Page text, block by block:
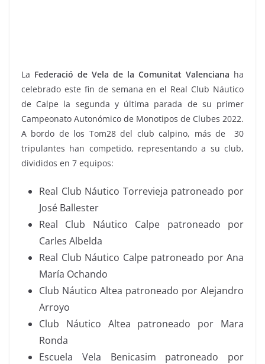
La Federació de Vela de la Comunitat Valenciana ha
celebrado este fin de semana en el Real Club Náutico
de Calpe la segunda y última parada de su primer
Campeonato Autonómico de Monotipos de Clubes 2022.
A bordo de los Tom28 del club calpino, más de 30
tripulantes han competido, representando a su club,
divididos en 7 equipos:
Real Club Náutico Torrevieja patroneado por
José Ballester
Real Club Náutico Calpe patroneado por
Carles Albelda
Real Club Náutico Calpe patroneado por Ana
María Ochando
Club Náutico Altea patroneado por Alejandro
Arroyo
Club Náutico Altea patroneado por Mara
Ronda
Escuela Vela Benicasim patroneado por